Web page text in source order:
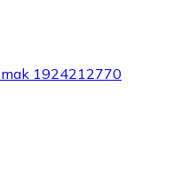
1924212770